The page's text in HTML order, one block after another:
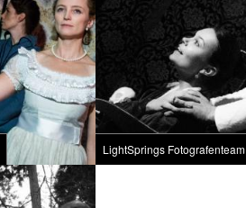
LightSprings Fotografenteam